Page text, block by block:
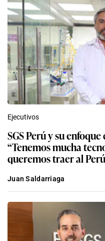
Ejecutivos
SGS Perú y su
“Tenemos mucha
queremos traer al
Juan Saldarriaga